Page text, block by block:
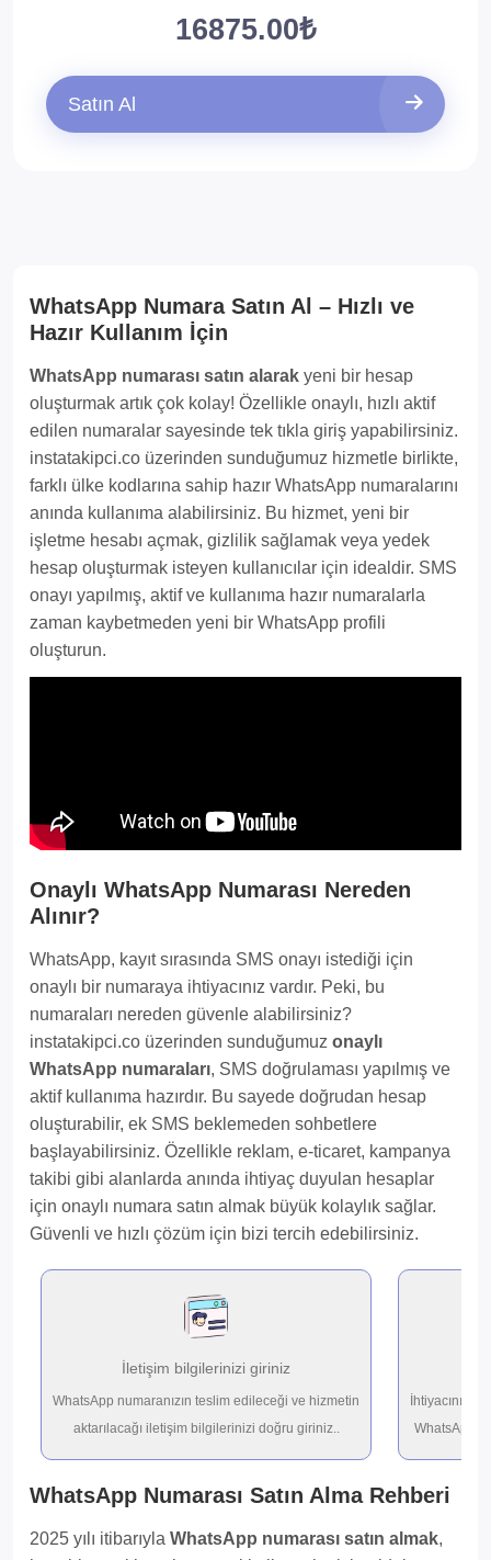
16875.00₺
Satın Al
WhatsApp Numara Satın Al – Hızlı ve
Hazır Kullanım İçin
WhatsApp numarası satın alarak yeni bir hesap
oluşturmak artık çok kolay! Özellikle onaylı, hızlı aktif
edilen numaralar sayesinde tek tıkla giriş yapabilirsiniz.
instatakipci.co üzerinden sunduğumuz hizmetle birlikte,
farklı ülke kodlarına sahip hazır WhatsApp numaralarını
anında kullanıma alabilirsiniz. Bu hizmet, yeni bir
işletme hesabı açmak, gizlilik sağlamak veya yedek
hesap oluşturmak isteyen kullanıcılar için idealdir. SMS
onayı yapılmış, aktif ve kullanıma hazır numaralarla
zaman kaybetmeden yeni bir WhatsApp profili
oluşturun.
Onaylı WhatsApp Numarası Nereden
Alınır?
WhatsApp, kayıt sırasında SMS onayı istediği için
onaylı bir numaraya ihtiyacınız vardır. Peki, bu
numaraları nereden güvenle alabilirsiniz?
instatakipci.co üzerinden sunduğumuz onaylı
WhatsApp numaraları, SMS doğrulaması yapılmış ve
aktif kullanıma hazırdır. Bu sayede doğrudan hesap
oluşturabilir, ek SMS beklemeden sohbetlere
başlayabilirsiniz. Özellikle reklam, e-ticaret, kampanya
takibi gibi alanlarda anında ihtiyaç duyulan hesaplar
için onaylı numara satın almak büyük kolaylık sağlar.
Güvenli ve hızlı çözüm için bizi tercih edebilirsiniz.
İletişim bilgilerinizi giriniz
WhatsApp numaranızın teslim edileceği ve hizmetin
aktarılacağı iletişim bilgilerinizi doğru giriniz..
İhtiyacınıza
WhatsApp
WhatsApp Numarası Satın Alma Rehberi
2025 yılı itibarıyla WhatsApp numarası satın almak,